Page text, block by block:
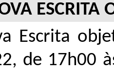
ESCRITA
Escrita
de 17h00